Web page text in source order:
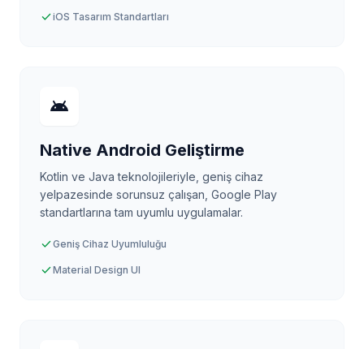
checkiOS Tasarım Standartları
android
Native Android Geliştirme
Kotlin ve Java teknolojileriyle, geniş cihaz
yelpazesinde sorunsuz çalışan, Google Play
standartlarına tam uyumlu uygulamalar.
checkGeniş Cihaz Uyumluluğu
checkMaterial Design UI